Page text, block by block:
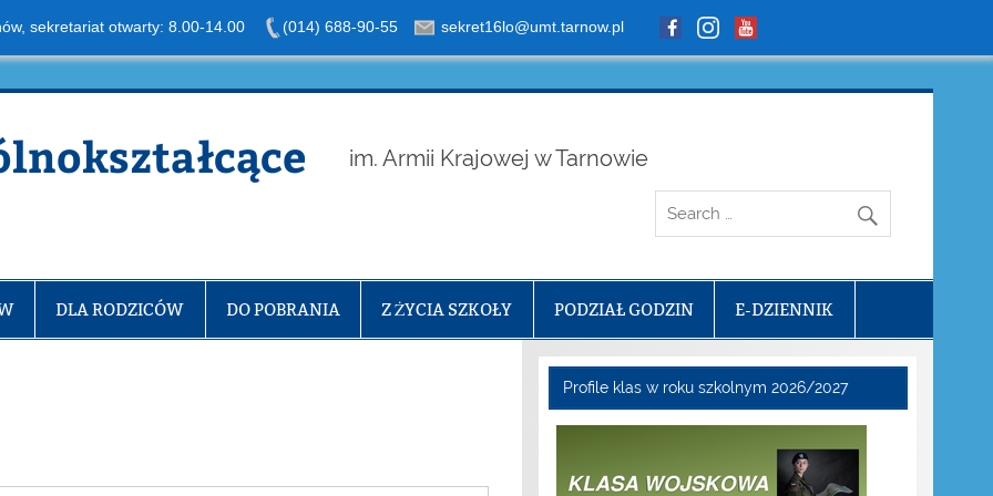
sekretariat otwarty: 8.00-14.00 (014) 688-90-55 sekret16lo@umt.tarnow.pl
im. Armii Krajowej w Tarnowie
DLA RODZICÓW DO POBRANIA Z ŻYCIA SZKOŁY PODZIAŁ GODZIN E-DZIENNIK
Profile klas w roku szkolnym 2026/2027